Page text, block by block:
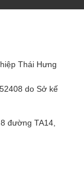
Thái Hưng
do Sở kế
đường TA14,